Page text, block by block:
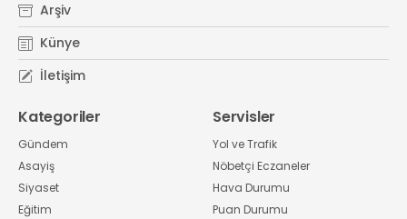
Arşiv
Künye
İletişim
Kategoriler
Gündem
Asayiş
Siyaset
Eğitim
Servisler
Yol ve Trafik
Nöbetçi Eczaneler
Hava Durumu
Puan Durumu